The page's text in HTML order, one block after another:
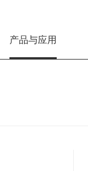
产品与应用